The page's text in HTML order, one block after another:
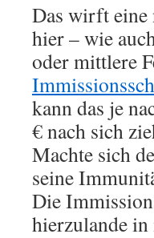
Das wirft eine
hier – wie
oder mittlere
kann das je
€ nach sich
Machte sich
seine
Die
hierzulande